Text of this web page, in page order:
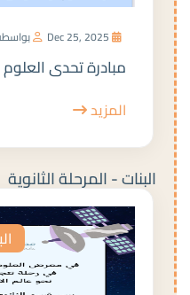
مبادرة تحدى
المزيد
البنات - المرحلة الثانوية